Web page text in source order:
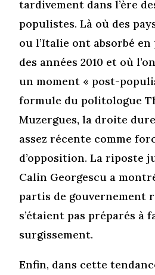
tardivement dans l’ère
populistes. Là où des
ou l’Italie ont absorbé
des années 2010 et où
un moment « post-
formule du politologue
Muzergues, la droite
assez récente comme
d’opposition. La riposte
Calin Georgescu a
partis de gouvernement
s’étaient pas préparés à
surgissement.
Enfin, dans cette